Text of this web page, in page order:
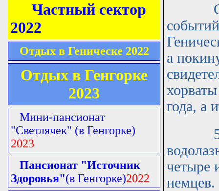
Частный сектор
2022
Отдых в Геническе 2022
Отдых в Генгорке
2023
Мини-пансионат
"Светлячек" (в Генгорке)
2023
Пансионат "Источник
Здоровья"(в Генгорке)2022
а
года, а
5
четыре
немцев.